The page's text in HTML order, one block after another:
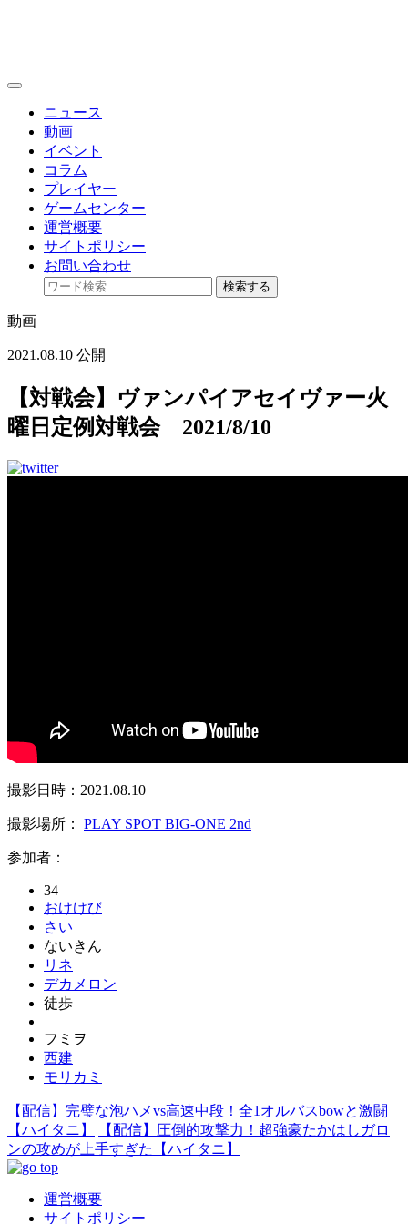
toggle
ニュース
動画
イベント
コラム
プレイヤー
ゲームセンター
運営概要
サイトポリシー
お問い合わせ
検索する
動画
2021.08.10 公開
【対戦会】ヴァンパイアセイヴァー火
曜日定例対戦会 2021/8/10
撮影日時：2021.08.10
撮影場所： PLAY SPOT BIG-ONE 2nd
参加者：
34
おけけび
さい
ないきん
リネ
デカメロン
徒歩
フミヲ
西建
モリカミ
【配信】完璧な泡ハメvs高速中段！全1オルバスbowと激闘
【ハイタニ】
【配信】圧倒的攻撃力！超強豪たかはしガロ
ンの攻めが上手すぎた【ハイタニ】
運営概要
サイトポリシー